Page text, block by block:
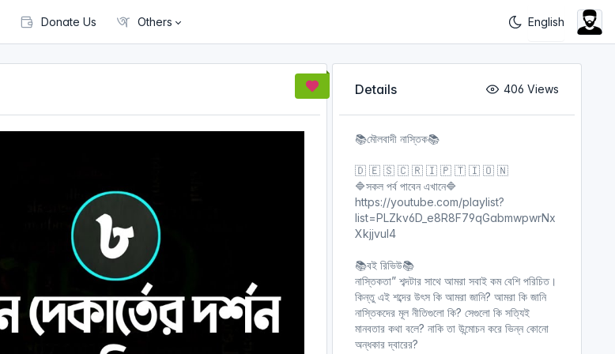
Donate Us Others
Details 406 Views
📚মৌলবাদী নাস্তিক📚
🇩 🇪 🇸 🇨 🇷 🇮 🇵 🇹 🇮 🇴 🇳
🔷সকল পর্ব পাবেন এখানে🔷
https://youtube.com/playlist?
list=PLZkv6D_e8R8F79qGabmwpwrNx
Xkjjvul4
📚বই রিভিউ📚
নাস্তিকতা” শব্দটার সাথে আমরা সবাই কম বেশি পরিচিত।
কিন্তু এই শব্দের উৎস কি আমরা জানি? আমরা কি জানি
নাস্তিকদের মূল নীতিগুলো কি? সেগুলো কি সত্যিই
মানবতার কথা বলে? নাকি তা উন্মোচন করে ভিন্ন কোনো
অন্ধকার দ্বারের?